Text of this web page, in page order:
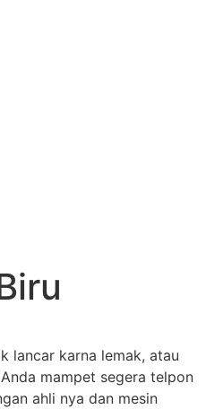
lancar karna lemak, atau
mampet segera telpon
ahli nya dan mesin